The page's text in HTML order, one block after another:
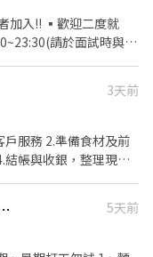
加入!! ▪歡迎二度就
請於面試時與主
出貨 等 ⭕獎金
年4次考核及調薪 ▪加
日本商業禮儀、衛生
加班費為5分鐘為單位
，讓更多人有機會品
3天前
服務 2.準備食材及前
結帳與收銀，整理現金
餐徵-麵包台/櫃檯/煎台/早餐店
5天前